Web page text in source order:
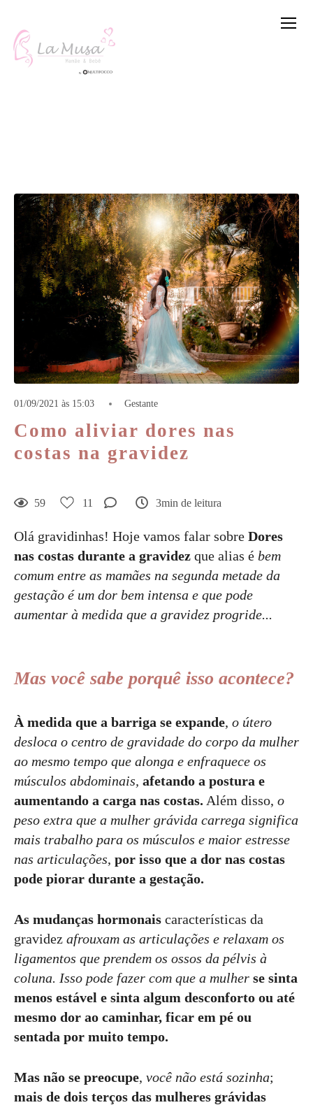
01/09/2021 às 15:03 Gestante
Como aliviar dores nas
costas na gravidez
59 11 3min de leitura
Olá gravidinhas! Hoje vamos falar sobre Dores
nas costas durante a gravidez que alias é bem
comum entre as mamães na segunda metade da
gestação é um dor bem intensa e que pode
aumentar à medida que a gravidez progride...
Mas você sabe porquê isso acontece?
À medida que a barriga se expande, o útero
desloca o centro de gravidade do corpo da mulher
ao mesmo tempo que alonga e enfraquece os
músculos abdominais, afetando a postura e
aumentando a carga nas costas. Além disso, o
peso extra que a mulher grávida carrega significa
mais trabalho para os músculos e maior estresse
nas articulações, por isso que a dor nas costas
pode piorar durante a gestação.
As mudanças hormonais características da
gravidez afrouxam as articulações e relaxam os
ligamentos que prendem os ossos da pélvis à
coluna. Isso pode fazer com que a mulher se sinta
menos estável e sinta algum desconforto ou até
mesmo dor ao caminhar, ficar em pé ou
sentada por muito tempo.
Mas não se preocupe, você não está sozinha;
mais de dois terços das mulheres grávidas